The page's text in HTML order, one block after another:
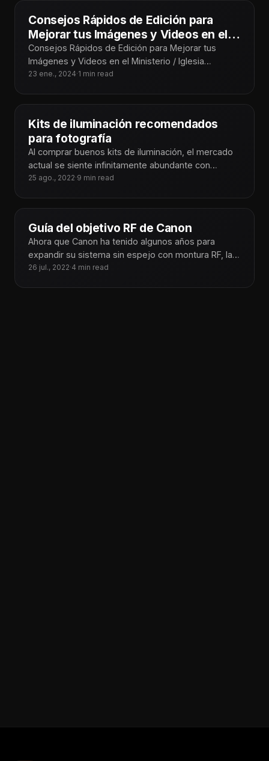
Consejos Rápidos de Edición para
Mejorar tus Imágenes y Videos en el
Ministerio / Iglesia
Consejos Rápidos de Edición para Mejorar tus
Imágenes y Videos en el Ministerio / Iglesia
¡Tecnoiglesiólogos! Sabemos lo importante que es
23 ene., 2024·1 min read
Kits de iluminación recomendados
para fotografía
Al comprar buenos kits de iluminación, el mercado
actual se siente infinitamente abundante con
opciones para cada necesidad. Puede ser
25 ago., 2022·9 min read
Guía del objetivo RF de Canon
Ahora que Canon ha tenido algunos años para
expandir su sistema sin espejo con montura RF, la
marca ha desarrollado
26 jul., 2022·4 min read